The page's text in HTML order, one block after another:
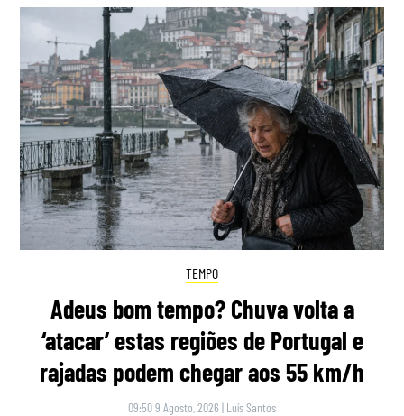
TEMPO
Adeus bom tempo? Chuva volta a
‘atacar’ estas regiões de Portugal e
rajadas podem chegar aos 55 km/h
09:50 9 Agosto, 2026 | Luís Santos